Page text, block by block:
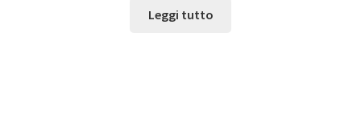
Leggi tutto